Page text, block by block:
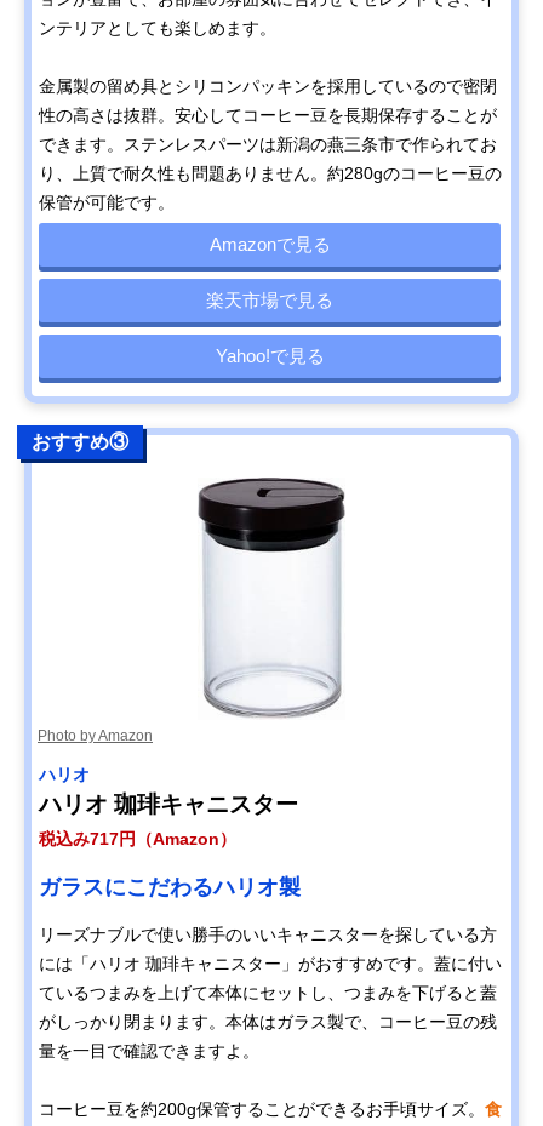
ンテリアとしても楽しめます。
金属製の留め具とシリコンパッキンを採用しているので密閉
性の高さは抜群。安心してコーヒー豆を長期保存することが
できます。ステンレスパーツは新潟の燕三条市で作られてお
り、上質で耐久性も問題ありません。約280gのコーヒー豆の
保管が可能です。
Amazonで見る
楽天市場で見る
Yahoo!で見る
おすすめ③
Photo by Amazon
ハリオ
ハリオ 珈琲キャニスター
税込み717円（Amazon）
ガラスにこだわるハリオ製
リーズナブルで使い勝手のいいキャニスターを探している方
には「ハリオ 珈琲キャニスター」がおすすめです。蓋に付い
ているつまみを上げて本体にセットし、つまみを下げると蓋
がしっかり閉まります。本体はガラス製で、コーヒー豆の残
量を一目で確認できますよ。
コーヒー豆を約200g保管することができるお手頃サイズ。 食